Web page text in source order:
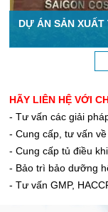
DỰ ÁN SẢN XUẤT
HÃY LIÊN HỆ VỚI
- Tư vấn các giải
- Cung cấp, tư vấn
- Cung cấp tủ điều
- Bảo trì bảo dưỡng
- Tư vấn GMP,